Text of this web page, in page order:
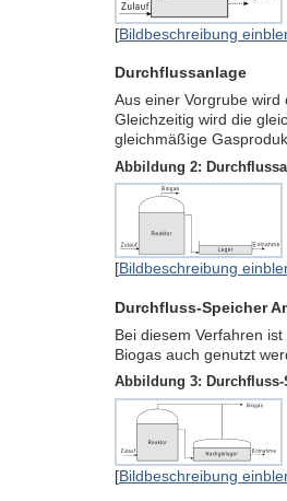
[Bildbeschreibung
Durchflussanlage
Aus einer Vorgrube
Gleichzeitig wird die
gleichmäßige
Abbildung 2:
[Bildbeschreibung
Durchfluss-Speicher
Bei diesem Verfahren
Biogas auch genutzt
Abbildung 3: Durchfluss-
[Bildbeschreibung